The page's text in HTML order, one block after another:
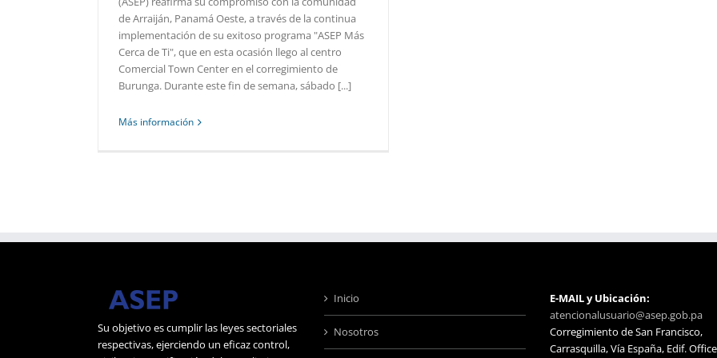
de Arraiján, Panamá Oeste, a través de la continua
implementación de su exitoso programa "ASEP Más
Cerca de Ti", que en esta ocasión llego al centro
Comercial Town Center en el corregimiento de
Burunga. Durante este fin de semana, sábado [...]
Más información
Su objetivo es cumplir las leyes sectoriales
respectivas, ejerciendo un eficaz control,
Inicio
Nosotros
E-MAIL y Ubicación:
atencionalusuario@asep.gob.pa
Corregimiento de San Francisco,
Carrasquilla, Vía España, Edif.